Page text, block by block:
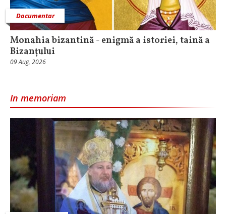
Documentar
Monahia bizantină - enigmă a istoriei, taină a
Bizanțului
09 Aug, 2026
In memoriam